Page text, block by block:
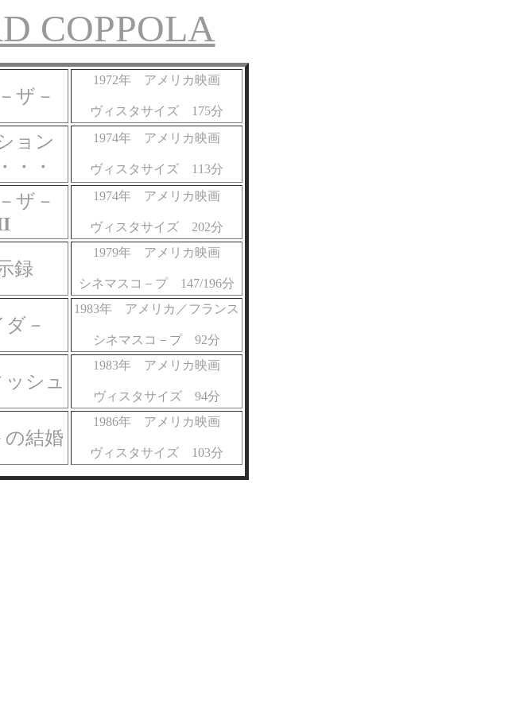
COPPOLA
ザ－
1972年 アメリカ映画
ヴィスタサイズ 175分
ョン
・・
1974年 アメリカ映画
ヴィスタサイズ 113分
ザ－
1974年 アメリカ映画
ヴィスタサイズ 202分
録
1979年 アメリカ映画
シネマスコ－プ 147/196分
－
1983年 アメリカ／フランス
シネマスコ－プ 92分
シュ
1983年 アメリカ映画
ヴィスタサイズ 94分
の結婚
1986年 アメリカ映画
ヴィスタサイズ 103分